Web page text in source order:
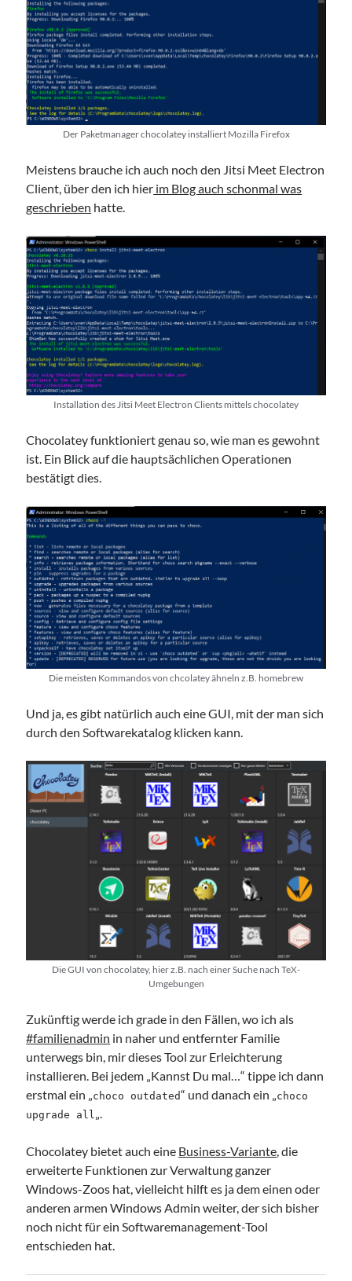
Der Paketmanager chocolatey installiert Mozilla Firefox
Meistens brauche ich auch noch den Jitsi Meet Electron
Client, über den ich hier im Blog auch schonmal was
geschrieben hatte.
Installation des Jitsi Meet Electron Clients mittels chocolatey
Chocolatey funktioniert genau so, wie man es gewohnt
ist. Ein Blick auf die hauptsächlichen Operationen
bestätigt dies.
Die meisten Kommandos von chcolatey ähneln z.B. homebrew
Und ja, es gibt natürlich auch eine GUI, mit der man sich
durch den Softwarekatalog klicken kann.
Die GUI von chocolatey, hier z.B. nach einer Suche nach TeX-
Umgebungen
Zukünftig werde ich grade in den Fällen, wo ich als
#familienadmin in naher und entfernter Familie
unterwegs bin, mir dieses Tool zur Erleichterung
installieren. Bei jedem „Kannst Du mal…“ tippe ich dann
erstmal ein „
choco outdated“ und danach ein „
choco
upgrade all
Chocolatey bietet auch eine Business-Variante , die
erweiterte Funktionen zur Verwaltung ganzer
Windows-Zoos hat, vielleicht hilft es ja dem einen oder
anderen armen Windows Admin weiter, der sich bisher
noch nicht für ein Softwaremanagement-Tool
entschieden hat.